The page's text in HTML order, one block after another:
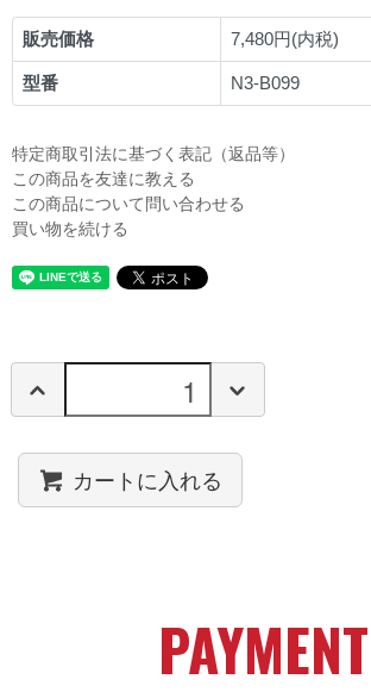
販売価格 7,480円(内税)
型番 N3-B099
特定商取引法に基づく表記（返品等）
この商品を友達に教える
この商品について問い合わせる
買い物を続ける
カートに入れる
PAYMENT